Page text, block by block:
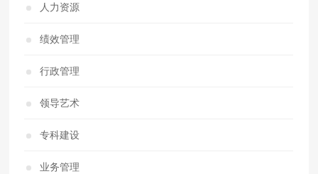
人力资源
绩效管理
行政管理
领导艺术
专科建设
业务管理